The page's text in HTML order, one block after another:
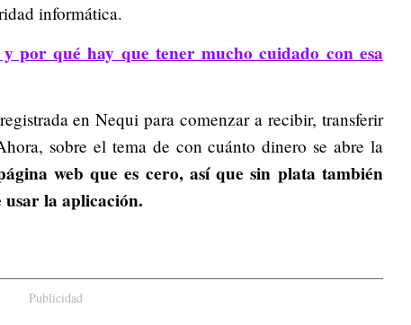
informática.
por qué hay que tener mucho cuidado con esa
en Nequi para comenzar a recibir, transferir
sobre el tema de con cuánto dinero se abre la
web que es cero, así que sin plata también
la aplicación.
Publicidad